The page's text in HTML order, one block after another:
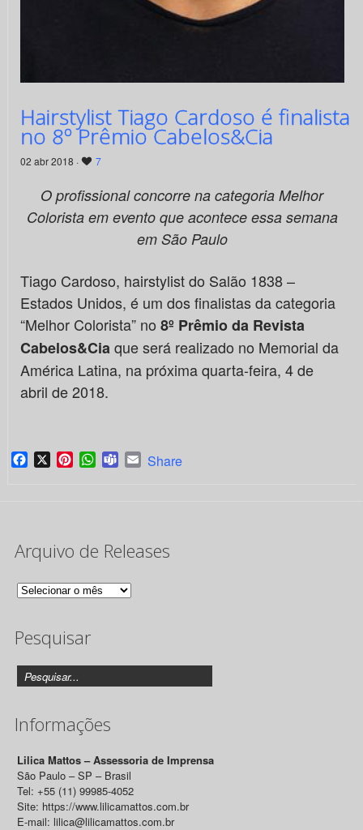
Hairstylist Tiago Cardoso é finalista
no 8º Prêmio Cabelos&Cia
02 abr 2018 · 7
O profissional concorre na categoria Melhor
Colorista em evento que acontece essa semana
em São Paulo
Tiago Cardoso, hairstylist do Salão 1838 –
Estados Unidos, é um dos finalistas da categoria
“Melhor Colorista” no 8º Prêmio da Revista
Cabelos&Ciaque será realizado no Memorial da
América Latina, na próxima quarta-feira, 4 de
abril de 2018.
Facebook
X PinterestWhatsApp
TeamsEmail
Share
Arquivo de Releases
Arquivo
Releases
Pesquisar
Informações
Lilica Mattos – Assessoria de Imprensa
São Paulo – SP – Brasil
Tel: +55 (11) 99985-4052
Site: https://www.lilicamattos.com.br
E-mail: lilica@lilicamattos.com.br